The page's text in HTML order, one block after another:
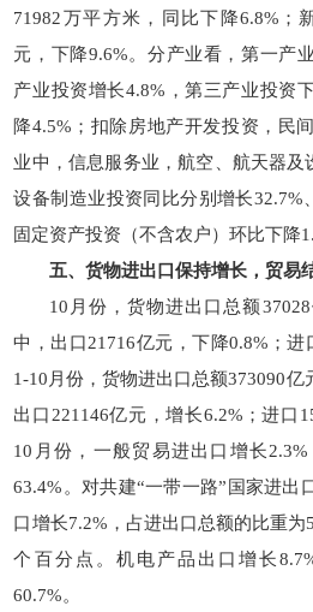
71982万平方米，同比下降6.8%；
元，下降9.6%。分产业看，第一产
产业投资增长4.8%，第三产业投资
降4.5%；扣除房地产开发投资，民
业中，信息服务业，航空、航天器
设备制造业投资同比分别增长32.7%
固定资产投资（不含农户）环比下降
五、货物进出口保持增长，贸易
10月份，货物进出口总额
中，出口21716亿元，下降0.8%；进
1-10月份，货物进出口总额373090亿
出口221146亿元，增长6.2%；进口
10月份，一般贸易进出口增长
63.4%。对共建“一带一路”国家进出
口增长7.2%，占进出口总额的比重为
个百分点。机电产品出口增长
60.7%。